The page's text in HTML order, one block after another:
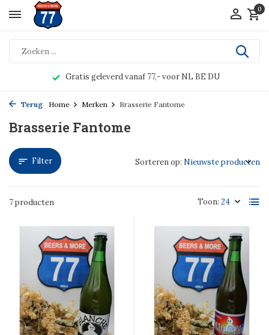
0
Gratis geleverd vanaf 77,- voor NL BE DU
Terug Home Merken Brasserie Fantome
Brasserie Fantome
Filter
7 producten Toon:
Sorteren op: